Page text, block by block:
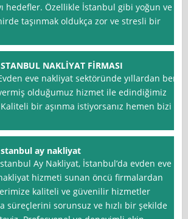
hedefler. Özellikle İstanbul gibi yoğun ve
taşınmak oldukça zor ve stresli bir
NAKLİYAT FİRMASI
eve nakliyat sektöründe yıllardan beri
olduğumuz hizmet ile edindiğimiz
bir aşınma istiyorsanız hemen bizi
ay nakliyat
Ay Nakliyat, İstanbul’da evden eve
hizmeti sunan öncü firmalardan
kaliteli ve güvenilir hizmetler
süreçlerini sorunsuz ve hızlı bir şekilde